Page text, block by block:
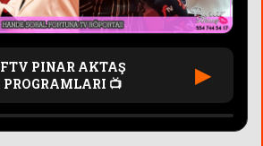
FTV PINAR AKTAŞ
PROGRAMLARI 📺
▶